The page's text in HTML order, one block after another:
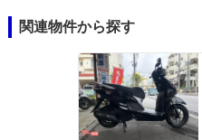
関連物件から探す